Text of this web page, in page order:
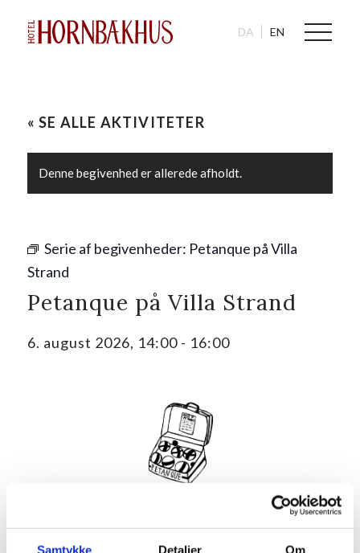
Samtykke Detaljer Om
DA EN
« SE ALLE AKTIVITETER
Denne begivenhed er allerede afholdt.
Serie af begivenheder: Petanque på Villa
Strand
Petanque på Villa Strand
6. august 2026, 14:00- 16:00
Hver torsdag i juli og august kl. 14.00 – 16.00 kan du prøve
kræfter med petanque i haven på Villa Strand.